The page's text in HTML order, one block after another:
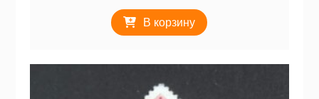
В корзину